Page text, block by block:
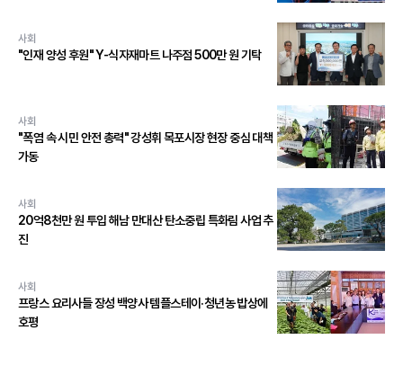
사회
"인재 양성 후원" Y-식자재마트 나주점 500만 원 기탁
사회
"폭염 속 시민 안전 총력" 강성휘 목포시장 현장 중심 대책
가동
사회
20억8천만 원 투입 해남 만대산 탄소중립 특화림 사업 추
진
사회
프랑스 요리사들 장성 백양사 템플스테이·청년농 밥상에
호평